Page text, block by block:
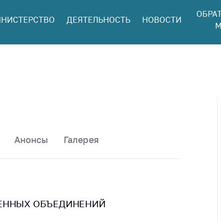
в МАРТ
прием
о росте
ДЕЯТЕЛЬНОСТЬ НОВОСТИ
Анонсы Галерея
ОБЪЕДИНЕНИЙ